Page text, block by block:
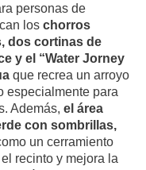
personas de
los chorros
dos cortinas de
y el “Water Jorney
que recrea un arroyo
especialmente para
Además, el área
con sombrillas,
un cerramiento
recinto y mejora la